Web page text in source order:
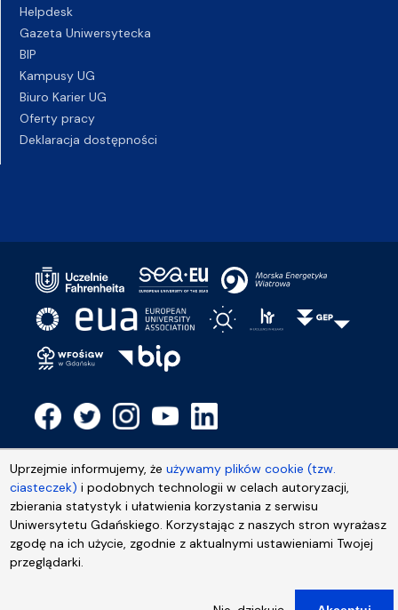
Uprzejmie informujemy, żeużywamy plików cookie (tzw.
ciasteczek) i podobnych technologii w celach autoryzacji,
zbierania statystyk i ułatwienia korzystania z serwisu
Uniwersytetu Gdańskiego. Korzystając z naszych stron wyrażasz
zgodę na ich użycie, zgodnie z aktualnymi ustawieniami Twojej
przeglądarki.
Helpdesk
Gazeta Uniwersytecka
BIP
Kampusy UG
Biuro Karier UG
Oferty pracy
Deklaracja dostępności